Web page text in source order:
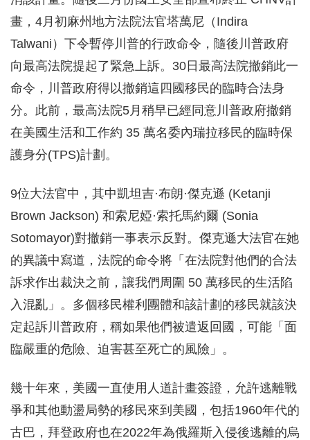
畫，4月初麻州地方法院法官塔萬尼（Indira
Talwani）下令暫停川普的行政命令，隨後川普政府
向最高法院提起了緊急上訴。30日最高法院撤銷此一
命令，川普政府得以撤銷這四國移民的臨時合法身
分。此前，最高法院5月稍早已經同意川普政府撤銷
在美國生活和工作約 35 萬名委內瑞拉移民的臨時保
護身分(TPS)計劃。
9位大法官中，其中凱坦吉·布朗·傑克遜 (Ketanji
Brown Jackson) 和索尼婭·索托馬約爾 (Sonia
Sotomayor)對撤銷一事表示反對。傑克遜大法官在她
的異議中寫道，法院的命令將「在法院對他們的合法
訴求作出裁決之前，讓我們周圍 50 萬移民的生活陷
入混亂」。多個移民權利團體和該計劃的移民就該決
定起訴川普政府，稱如果他們被遣返回國，可能「面
臨嚴重的危險、迫害甚至死亡的風險」。
幾十年來，美國一直使用人道計畫簽證，允許逃離戰
爭和其他動盪局勢的移民來到美國，包括1960年代的
古巴，拜登政府也在2022年為俄羅斯入侵後逃離的烏